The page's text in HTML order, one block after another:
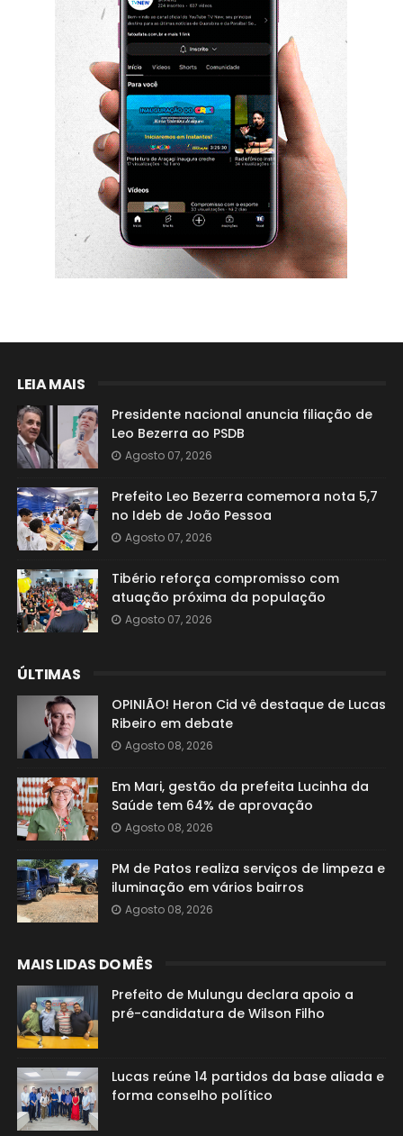
LEIA MAIS
Presidente nacional anuncia filiação de
Leo Bezerra ao PSDB
Agosto 07, 2026
Prefeito Leo Bezerra comemora nota 5,7
no Ideb de João Pessoa
Agosto 07, 2026
Tibério reforça compromisso com
atuação próxima da população
Agosto 07, 2026
ÚLTIMAS
OPINIÃO! Heron Cid vê destaque de Lucas
Ribeiro em debate
Agosto 08, 2026
Em Mari, gestão da prefeita Lucinha da
Saúde tem 64% de aprovação
Agosto 08, 2026
PM de Patos realiza serviços de limpeza e
iluminação em vários bairros
Agosto 08, 2026
MAIS LIDAS DO MÊS
Prefeito de Mulungu declara apoio a
pré-candidatura de Wilson Filho
Lucas reúne 14 partidos da base aliada e
forma conselho político